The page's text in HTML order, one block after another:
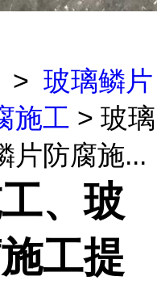
> 玻璃鳞片
施工 > 玻璃
片防腐施...
、玻
工提